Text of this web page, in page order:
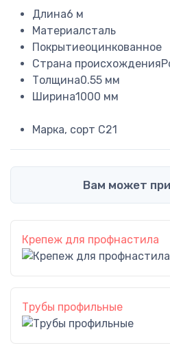
Длина6 м
Материалсталь
Покрытиеоцинкованное
Страна происхождения
Толщина0.55 мм
Ширина1000 мм
Марка, сорт С21
Вам может
Крепеж для профнастила
Трубы профильные